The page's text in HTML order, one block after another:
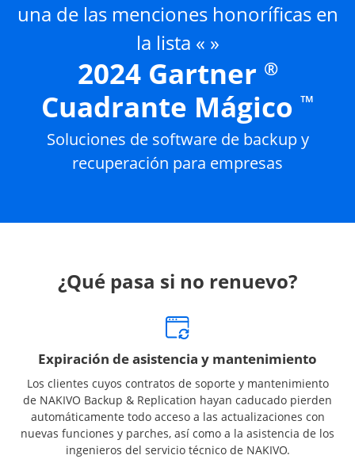
una de las menciones honoríficas en
la lista « »
2024 Gartner ®
Cuadrante Mágico ™
Soluciones de software de backup y
recuperación para empresas
¿Qué pasa si no renuevo?
Expiración de asistencia y mantenimiento
Los clientes cuyos contratos de soporte y mantenimiento
de NAKIVO Backup & Replication hayan caducado pierden
automáticamente todo acceso a las actualizaciones con
nuevas funciones y parches, así como a la asistencia de los
ingenieros del servicio técnico de NAKIVO.